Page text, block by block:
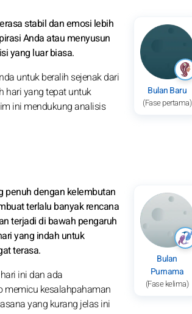
Bulan Baru
(Fase pertama)
stabil dan emosi lebih
Anda atau menyusun
yang luar biasa.
untuk beralih sejenak dari
hari yang tepat untuk
ini mendukung analisis
Bulan
Purnama
(Fase kelima)
penuh dengan kelembutan
terlalu banyak rencana
terjadi di bawah pengaruh
yang indah untuk
terasa.
ini dan ada
memicu kesalahpahaman
yang kurang jelas ini